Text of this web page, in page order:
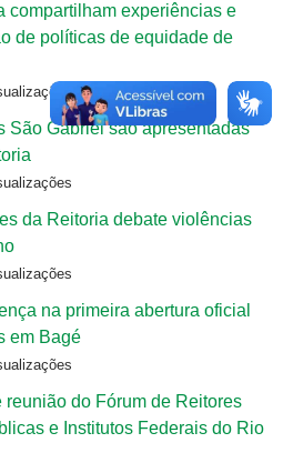
compartilham experiências e
de políticas de equidade de
São Gabriel são apresentadas
da Reitoria debate violências
na primeira abertura oficial
em Bagé
do Fórum de Reitores
e Institutos Federais do Rio